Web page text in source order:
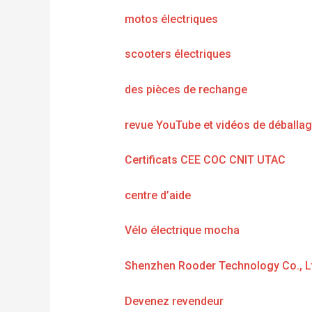
motos électriques
scooters électriques
des pièces de rechange
revue YouTube et vidéos de
Certificats CEE COC CNIT UTAC
centre d’aide
Vélo électrique mocha
Shenzhen Rooder Technology Co.,
Devenez revendeur